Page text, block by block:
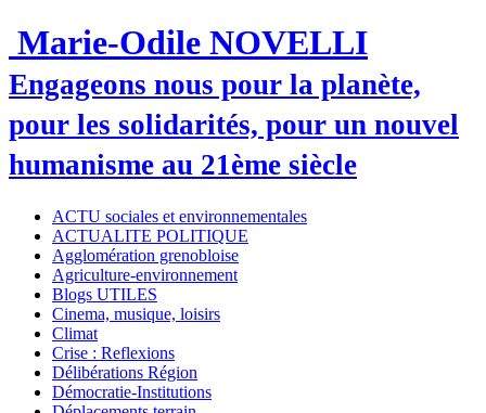
Marie-Odile NOVELLI
Engageons nous pour la planète,
pour les solidarités, pour un nouvel
humanisme au 21ème siècle
ACTU sociales et environnementales
ACTUALITE POLITIQUE
Agglomération grenobloise
Agriculture-environnement
Blogs UTILES
Cinema, musique, loisirs
Climat
Crise : Reflexions
Délibérations Région
Démocratie-Institutions